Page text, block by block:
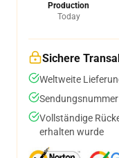
Production
Today
Sichere
Weltweite
Vollständige
erhalten wurde